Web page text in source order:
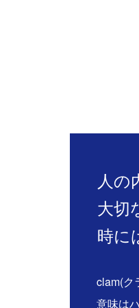
人の
大切
時に
clam(ク
意味は